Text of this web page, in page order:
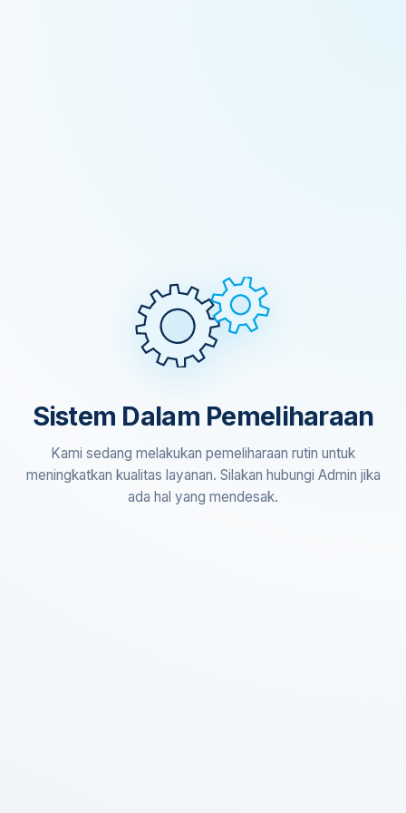
Sistem Dalam Pemeliharaan
Kami sedang melakukan pemeliharaan rutin untuk
meningkatkan kualitas layanan. Silakan hubungi Admin jika
ada hal yang mendesak.